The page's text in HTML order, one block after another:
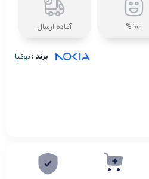
100 % آماده ارسال
برند : نوکیا